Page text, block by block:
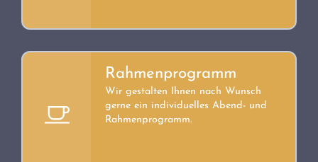
Rahmenprogramm
Wir gestalten Ihnen nach Wunsch
gerne ein individuelles Abend- und
Rahmenprogramm.